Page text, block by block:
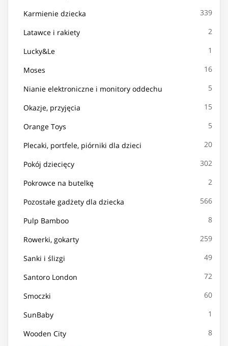
Karmienie dziecka 339
Latawce i rakiety 2
Lucky&Le 1
Moses 16
Nianie elektroniczne i monitory oddechu 5
Okazje, przyjęcia 15
Orange Toys 5
Plecaki, portfele, piórniki dla dzieci 20
Pokój dziecięcy 302
Pokrowce na butelkę 2
Pozostałe gadżety dla dziecka 566
Pulp Bamboo 8
Rowerki, gokarty 259
Sanki i ślizgi 49
Santoro London 72
Smoczki 60
SunBaby 1
Wooden City 8